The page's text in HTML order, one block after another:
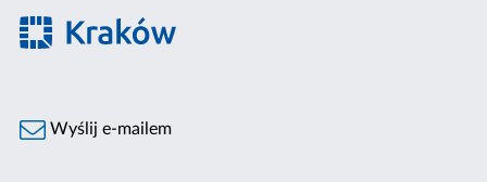
Wyślij e-mailem